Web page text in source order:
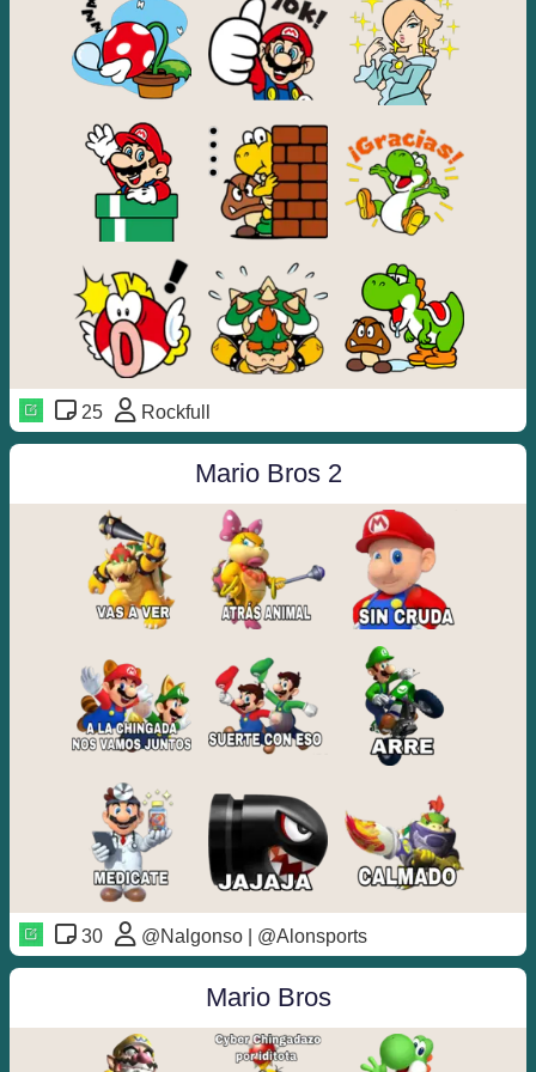
25 Rockfull
Mario Bros 2
30 @Nalgonso | @Alonsports
Mario Bros